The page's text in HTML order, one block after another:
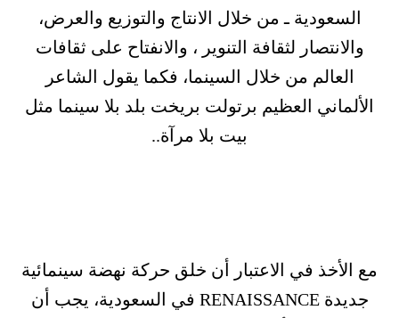
السعودية ـ من خلال الانتاج والتوزيع والعرض،
والانتصار لثقافة التنوير ، والانفتاح على ثقافات
العالم من خلال السينما، فكما يقول الشاعر
الألماني العظيم برتولت بريخت بلد بلا سينما مثل
بيت بلا مرآة..
مع الأخذ في الاعتبار أن خلق حركة نهضة سينمائية
جديدة RENAISSANCE في السعودية، يجب أن